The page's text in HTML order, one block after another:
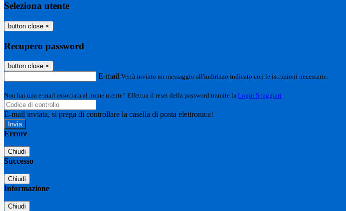
Seleziona utente
button close ×
Recupero password
button close ×
E-mail Verrà inviato un messaggio all'indirizzo indicato con le istruzioni necessarie.
Non hai una e-mail associata al nome utente? Effettua il reset della password tramite la Login Spaggiari
E-mail inviata, si prega di controllare la casella di posta elettronica!
Errore
Chiudi
Successo
Chiudi
Informazione
Chiudi